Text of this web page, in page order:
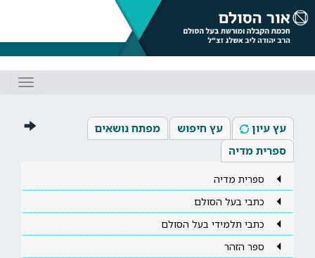
עץ עיון עץ חיפוש
מפתח נושאים
ספרית מדיה
ספרית מדיה
כתבי בעל הסולם
כתבי תלמידי בעל הסולם
ספר הזהר